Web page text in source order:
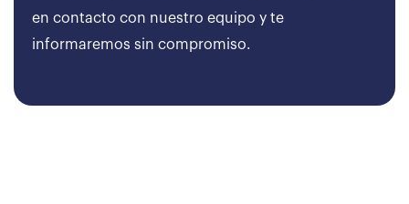
en contacto con nuestro equipo y te
informaremos sin compromiso.